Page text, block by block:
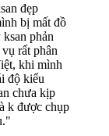
đẹp
bị mất đồ
phản
rất phân
khi mình
độ kiểu
chưa kịp
k được chụp